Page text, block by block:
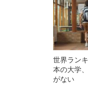
世界ラン
本の大学
がない